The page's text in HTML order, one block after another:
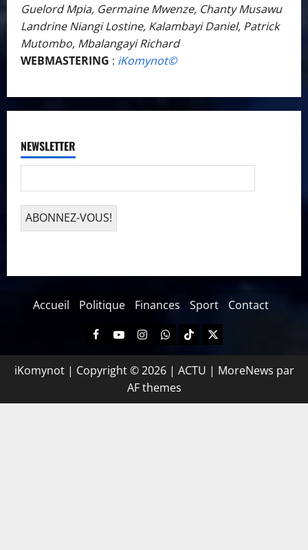
Guelord Mpia, Germaine Mwenze, Chanty Musawu
Landrine Niangi Lostine, Kalambayi Daniel, Patrick
Mutombo, Mbalangayi Richard
WEBMASTERING : iKomynot©️
NEWSLETTER
Accueil Politique Finances Sport Contact
iKomynot | Copyright © 2026 | ACTU | MoreNews par
AF themes